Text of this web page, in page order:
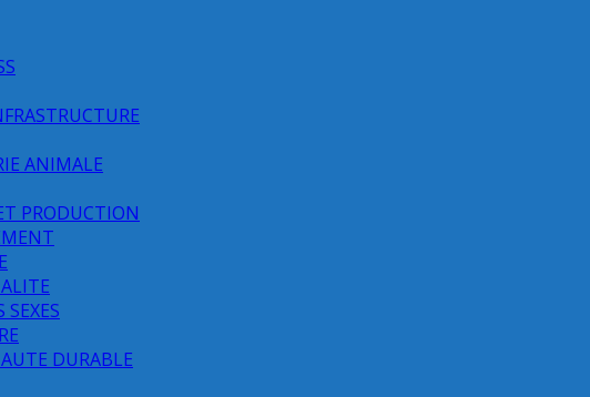
ANIMALE
PRODUCTION
SEXES
DURABLE